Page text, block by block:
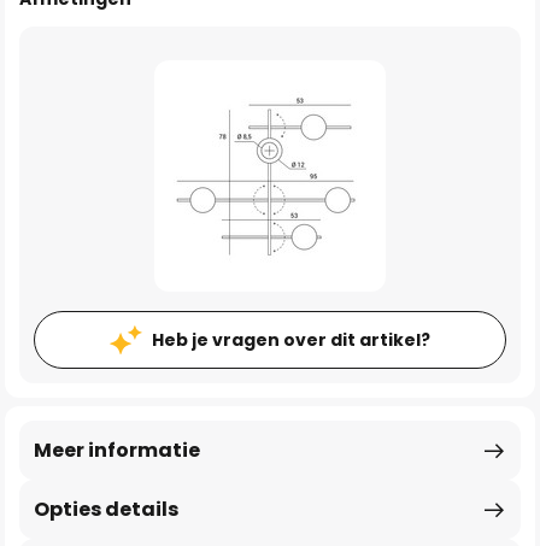
Heb je vragen over dit artikel?
Opties details
Meer informatie